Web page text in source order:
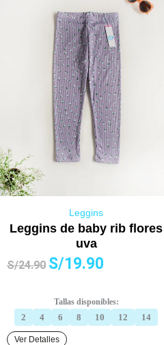
Leggins
Leggins de baby rib flores
uva
S/24.90 El
era:
S/24.90.
S/19.90
es:
S/19.90.
Tallas disponibles:
2 4 6 8 10 12 14
Ver Detalles